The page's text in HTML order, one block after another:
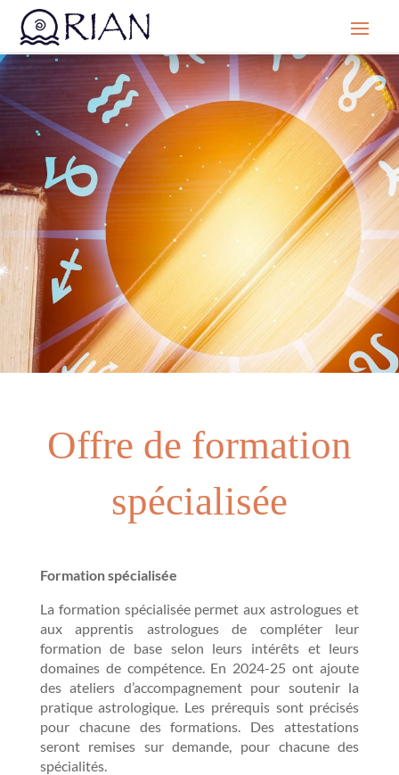
Offre de formation
spécialisée
Formation spécialisée
La formation spécialisée permet aux astrologues et
aux apprentis astrologues de compléter leur
formation de base selon leurs intérêts et leurs
domaines de compétence. En 2024-25 ont ajoute
des ateliers d’accompagnement pour soutenir la
pratique astrologique. Les prérequis sont précisés
pour chacune des formations. Des attestations
seront remises sur demande, pour chacune des
spécialités.